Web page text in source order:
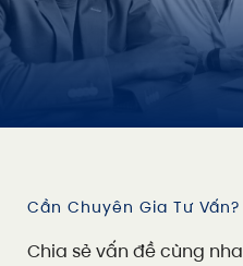
Cần Chuyên Gia Tư Vấn?
Chia sẻvấn đềcùng nha